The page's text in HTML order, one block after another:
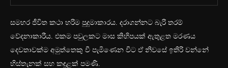
සමහර ජීවිත කථා හරිම පුදුමාකාරය. දරාගන්නට බැරි තරම්
වේදනාකාරීය. එකම පවුලකට මාස කිහිපයක් ඇතුළත මරණය
දෙවතාවක්ම අමුත්තෙකු වී පැමිණෙන විට ඒ නිවසේ ඉතිරි වන්නේ
හිස්තැනක් සහ කඳුළක් පමණි.